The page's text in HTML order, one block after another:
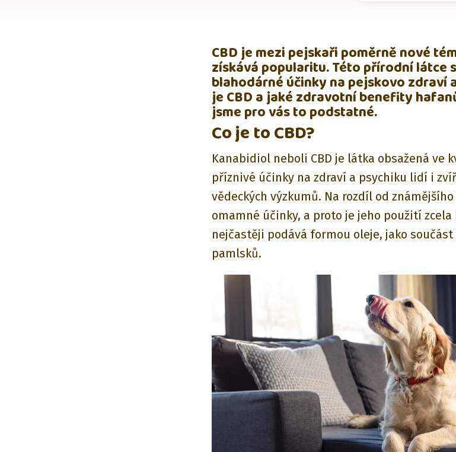
CBD je mezi pejskaři poměrně nové
získává popularitu. Této přírodní látce
blahodárné účinky na pejskovo zdraví
je CBD a jaké zdravotní benefity
jsme pro vás to podstatné.
Co je to CBD?
Kanabidiol neboli CBD je látka obsažená ve
příznivé účinky na zdraví a psychiku lidí i
vědeckých výzkumů. Na rozdíl od známějšího
omamné účinky, a proto je jeho použití zcela
nejčastěji podává formou oleje, jako
pamlsků.